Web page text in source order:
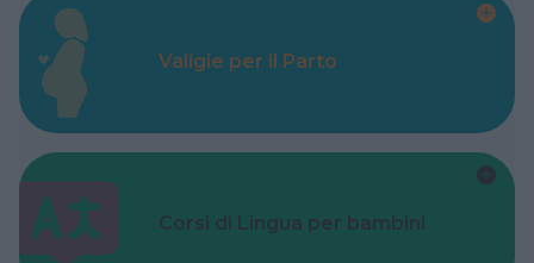
Valigie per il Parto
Corsi di Lingua per bambini